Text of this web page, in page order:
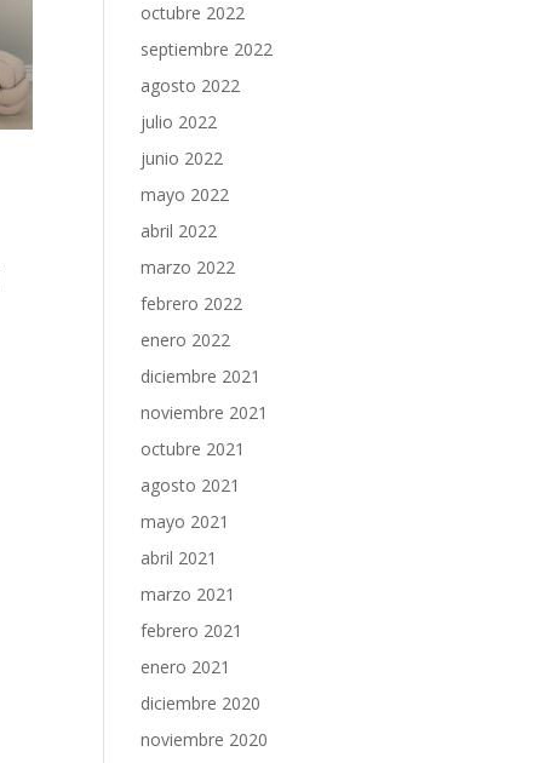
octubre 2022
septiembre 2022
agosto 2022
julio 2022
junio 2022
mayo 2022
abril 2022
marzo 2022
febrero 2022
enero 2022
diciembre 2021
noviembre 2021
octubre 2021
agosto 2021
mayo 2021
abril 2021
marzo 2021
febrero 2021
enero 2021
diciembre 2020
noviembre 2020